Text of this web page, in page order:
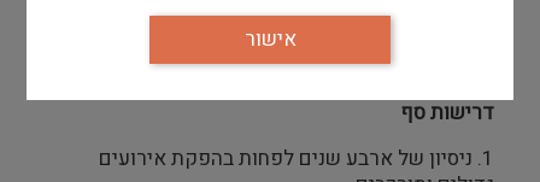
דרישות סף
1. ניסיון של ארבע שנים לפחות בהפקת אירועים
אישור